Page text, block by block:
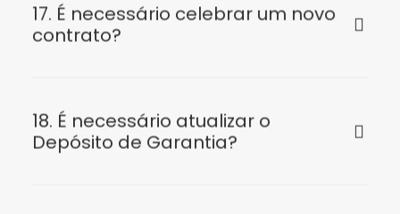
17. É necessário celebrar um novo
contrato?
18. É necessário atualizar o
Depósito de Garantia?